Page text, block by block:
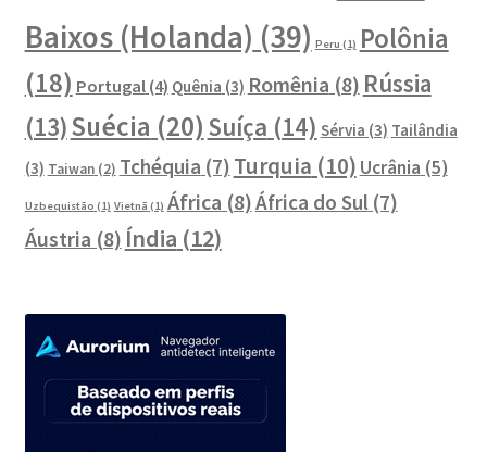
Baixos (Holanda) (39) Peru (1) Polônia
(18) Portugal(4) Quênia (3) Romênia (8) Rússia
(13)Suécia (20) Suíça (14) Sérvia (3) Tailândia
(3) Taiwan(2) Tchéquia (7) Turquia (10) Ucrânia (5)
Uzbequistão (1) Vietnã (1) África (8)África do Sul(7)
Áustria (8) Índia (12)